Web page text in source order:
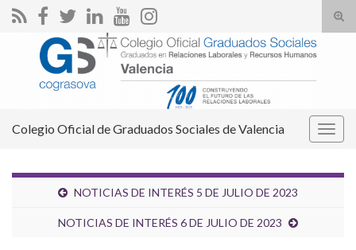
el
Search for:
Colegio Oficial de Graduados Sociales de Valencia
NOTICIAS DE INTERÉS 5 DE JULIO DE 2023
NOTICIAS DE INTERÉS 6 DE JULIO DE 2023